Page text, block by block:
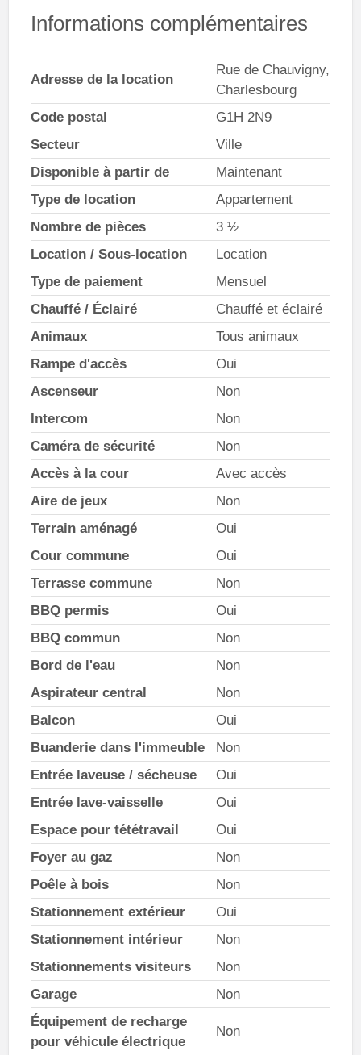
Informations complémentaires
Adresse de la location
Rue de Chauvigny,
Charlesbourg
Code postal
G1H 2N9
Secteur
Ville
Disponible à partir de
Maintenant
Type de location
Appartement
Nombre de pièces
3 ½
Location / Sous-location
Location
Type de paiement
Mensuel
Chauffé / Éclairé
Chauffé et éclairé
Animaux
Tous animaux
Rampe d'accès
Oui
Ascenseur
Non
Intercom
Non
Caméra de sécurité
Non
Accès à la cour
Avec accès
Aire de jeux
Non
Terrain aménagé
Oui
Cour commune
Oui
Terrasse commune
Non
BBQ permis
Oui
BBQ commun
Non
Bord de l'eau
Non
Aspirateur central
Non
Balcon
Oui
Buanderie dans l'immeuble
Non
Entrée laveuse / sécheuse
Oui
Entrée lave-vaisselle
Oui
Espace pour tététravail
Oui
Foyer au gaz
Non
Poêle à bois
Non
Stationnement extérieur
Oui
Stationnement intérieur
Non
Stationnements visiteurs
Non
Garage
Non
Équipement de recharge
pour véhicule électrique
Non